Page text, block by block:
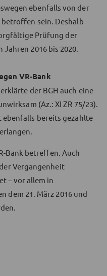
ebenfalls von der
sein. Deshalb
Prüfung der
2016 bis 2020.
VR-Bank
der BGH auch eine
(Az.: XI ZR 75/23).
bereits gezahlte
Bank betreffen. Auch
Vergangenheit
– vor allem in
dem 21. März 2016 und